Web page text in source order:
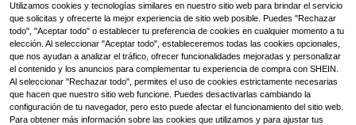
s, regalo para fans, sudaderas overs
ize, ropa de calle
Almacén UE Sudadera con capucha
oversize para hombres - Sudadera
de estilo graffiti rojo y negro con bol
sillo canguro, letras blancas, corte h
olgado y casual, lavable a máquina
de fibra de poliéster, adecuada para
moda urbana y atuendos casuales
34
Utilizamos cookies y tecnologías similares en nuestro sitio web para brindar el servicio
que solicitas y ofrecerte la mejor experiencia de sitio web posible. Puedes "Rechazar
todo", "Aceptar todo" o establecer tu preferencia de cookies en cualquier momento a tu
elección. Al seleccionar "Aceptar todo", estableceremos todas las cookies opcionales,
que nos ayudan a analizar el tráfico, ofrecer funcionalidades mejoradas y personalizar
el contenido y los anuncios para complementar tu experiencia de compra con SHEIN.
Al seleccionar "Rechazar todo", permites el uso de cookies estrictamente necesarias
que hacen que nuestro sitio web funcione. Puedes desactivarlas cambiando la
configuración de tu navegador, pero esto puede afectar el funcionamiento del sitio web.
Para obtener más información sobre las cookies que utilizamos y para ajustar tus